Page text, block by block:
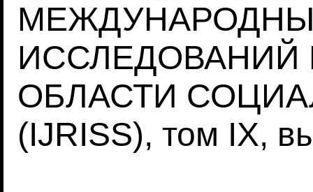
ОБЛАСТИ
(IJRISS), том IX,